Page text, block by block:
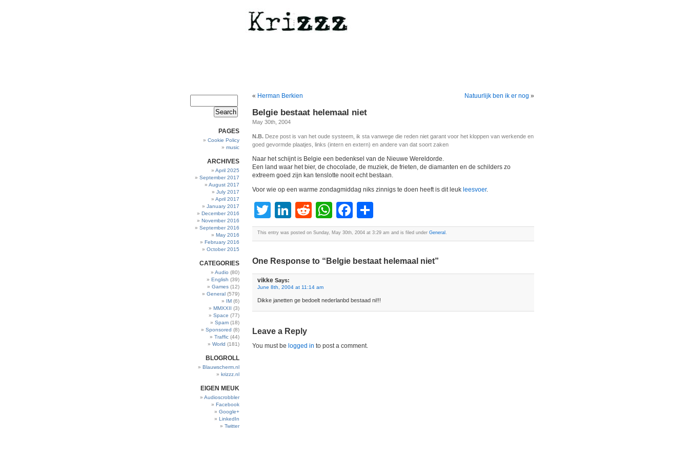
PAGES
Cookie Policy
music
ARCHIVES
April 2025
September 2017
August 2017
July 2017
April 2017
January 2017
December 2016
November 2016
September 2016
May 2016
February 2016
October 2015
CATEGORIES
Audio (80)
English (39)
Games (12)
General (579)
IM (6)
MMXXII (3)
Space (77)
Spam (18)
Sponsored (8)
Traffic (44)
World (181)
BLOGROLL
Blauwscherm.nl
krizzz.nl
EIGEN MEUK
Audioscrobbler
Facebook
Google+
LinkedIn
Twitter
« Herman Berkien Natuurlijk ben ik er nog »
Belgie bestaat helemaal niet
May 30th, 2004
N.B. Deze post is van het oude systeem, ik sta vanwege die reden niet garant voor het kloppen van werkende en
goed gevormde plaatjes, links (intern en extern) en andere van dat soort zaken
Naar het schijnt is Belgie een bedenksel van de Nieuwe Wereldorde.
Een land waar het bier, de chocolade, de muziek, de frieten, de diamanten en de schilders zo
extreem goed zijn kan tenslotte nooit echt bestaan.
Voor wie op een warme zondagmiddag niks zinnigs te doen heeft is dit leuk leesvoer.
Twitter
LinkedIn
RedditWhatsApp
Facebook
This entry was posted on Sunday, May 30th, 2004 at 3:29 am and is filed under General .
One Response to “Belgie bestaat helemaal niet”
vikke Says:
June 8th, 2004 at 11:14 am
Dikke janetten ge bedoelt nederlanbd bestaad ni!!!
Leave a Reply
You must be logged in to post a comment.